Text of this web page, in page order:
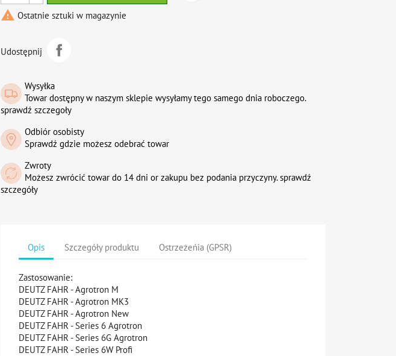
 Ostatnie sztuki w magazynie
Udostępnij
Wysyłka
Towar dostępny w naszym sklepie wysyłamy tego samego dnia roboczego.
sprawdź szczegoły
Odbiór osobisty
Sprawdź gdzie możesz odebrać towar
Zwroty
Możesz zwrócić towar do 14 dni or zakupu bez podania przyczyny. sprawdź
szczegóły
Opis Szczegóły produktu Ostrzeżeńia (GPSR)
Zastosowanie:
DEUTZ FAHR - Agrotron M
DEUTZ FAHR - Agrotron MK3
DEUTZ FAHR - Agrotron New
DEUTZ FAHR - Series 6 Agrotron
DEUTZ FAHR - Series 6G Agrotron
DEUTZ FAHR - Series 6W Profi